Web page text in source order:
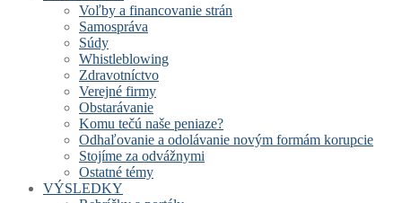
Voľby a financovanie strán
Samospráva
Súdy
Whistleblowing
Zdravotníctvo
Verejné firmy
Obstarávanie
Komu tečú naše peniaze?
Odhaľovanie a odolávanie novým formám korupcie
Stojíme za odvážnymi
Ostatné témy
VÝSLEDKY